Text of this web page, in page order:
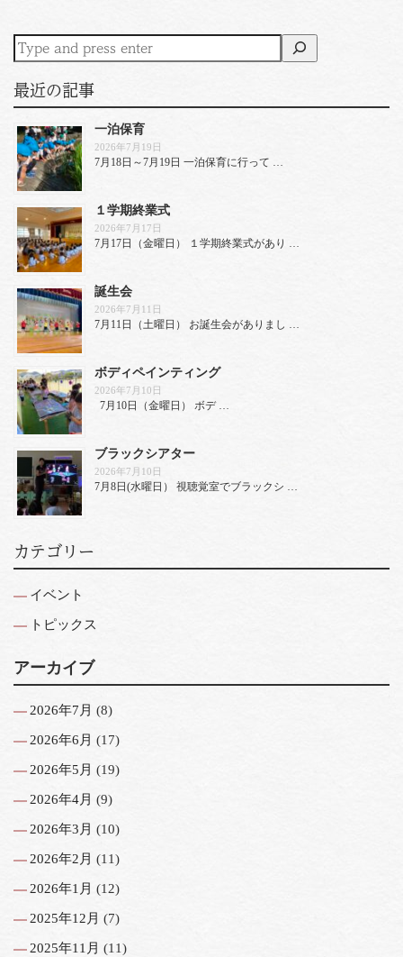
最近の記事
一泊保育
2026年7月19日
7月18日～7月19日 一泊保育に行って …
１学期終業式
2026年7月17日
7月17日（金曜日） １学期終業式があり …
誕生会
2026年7月11日
7月11日（土曜日） お誕生会がありまし …
ボディペインティング
2026年7月10日
7月10日（金曜日） ボデ …
ブラックシアター
2026年7月10日
7月8日(水曜日） 視聴覚室でブラックシ …
カテゴリー
イベント
トピックス
アーカイブ
2026年7月 (8)
2026年6月 (17)
2026年5月 (19)
2026年4月 (9)
2026年3月 (10)
2026年2月 (11)
2026年1月 (12)
2025年12月 (7)
2025年11月 (11)